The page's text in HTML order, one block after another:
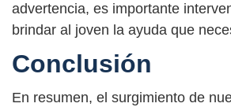
advertencia, es importante
brindar al joven la ayuda que
Conclusión
En resumen, el surgimiento de